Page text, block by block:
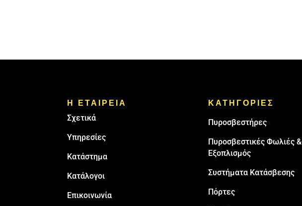
Η ΕΤΑΙΡΕΙΑ
Σχετικά
Υπηρεσίες
Κατάστημα
Κατάλογοι
Επικοινωνία
ΚΑΤΗΓΟΡΙΕΣ
Πυρoσβεστήρες
Πυροσβεστικές Φωλιές &
Εξοπλισμός
Συστήματα Κατάσβεσης
Πόρτες